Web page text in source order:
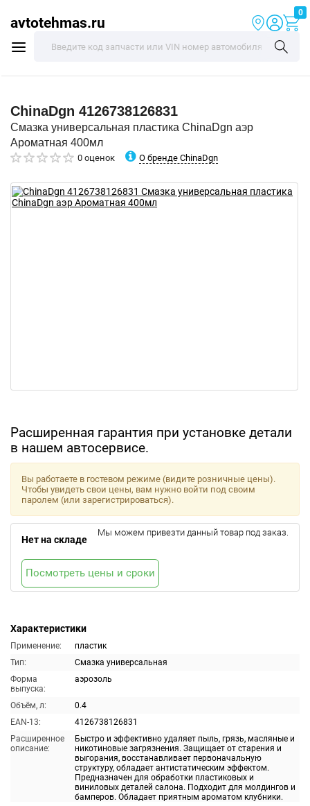
avtotehmas.ru
0
ChinaDgn 4126738126831
Смазка универсальная пластика ChinaDgn аэр
Ароматная 400мл
0 оценок О бренде ChinaDgn
Расширенная гарантия при установке детали
в нашем автосервисе.
Характеристики
Применение:
пластик
Тип:
Смазка универсальная
Форма
выпуска:
аэрозоль
Объём, л:
0.4
EAN-13:
4126738126831
Расширенное
описание:
Быстро и эффективно удаляет пыль, грязь, масляные и
никотиновые загрязнения. Защищает от старения и
выгорания, восстанавливает первоначальную
структуру, обладает антистатическим эффектом.
Предназначен для обработки пластиковых и
виниловых деталей салона. Подходит для молдингов и
бамперов. Обладает приятным ароматом клубники.
Вы работаете в гостевом режиме (видите розничные цены).
Чтобы увидеть свои цены, вам нужно войти под своим
паролем (или зарегистрироваться).
Нет на складе
Мы можем привезти данный товар под заказ.
Посмотреть цены и сроки